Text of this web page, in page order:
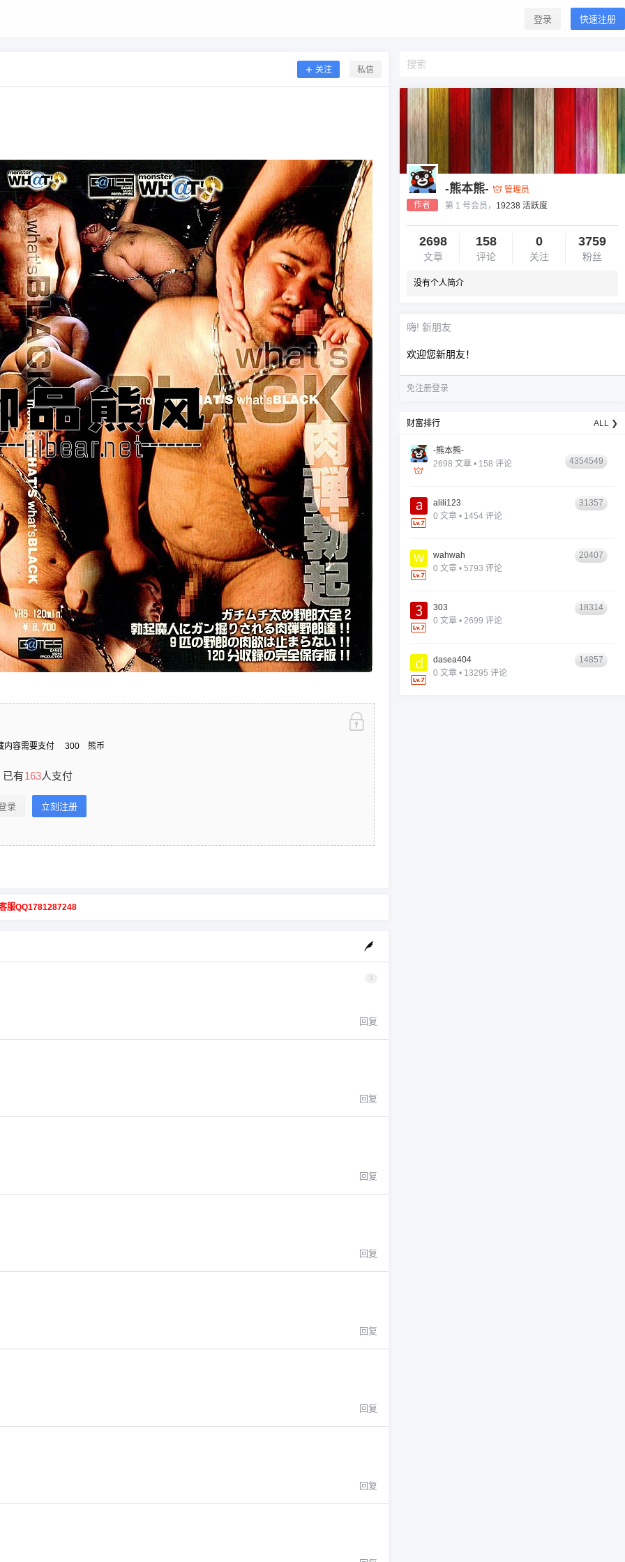
登录 快速注册
关注 私信
内容需要支付 300 熊币
已有163人支付
录 立刻注册
服QQ1781287248
1
回复
回复
回复
回复
回复
回复
回复
作者
-熊本熊-
管理员
第 1 号会员， 19238 活跃度
2698
文章
158
评论
0
关注
3759
粉丝
没有个人简介
嗨! 新朋友
欢迎您新朋友！
免注册登录
财富排行 ALL ❯
-熊本熊-
2698 文章 • 158 评论
4354549
alili123
0 文章 • 1454 评论
31357
wahwah
0 文章 • 5793 评论
20407
303
0 文章 • 2699 评论
18314
dasea404
0 文章 • 13295 评论
14857